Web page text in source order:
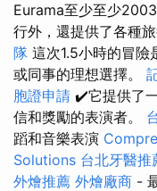
Eurama至少至少
行外，還提供了各種旅
隊 這次1.5小時的冒險
或同事的理想選擇。
胞證申請 ✔️它提供了
信和獎勵的表演者。
蹈和音樂表演
Solutions 台北牙醫推
外燴推薦 外燴廠商 -